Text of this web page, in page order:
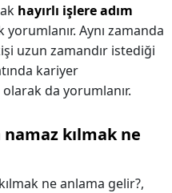
hayırlı işlere adım
yorumlanır. Aynı zamanda
uzun zamandır istediği
kariyer
olarak da yorumlanır.
kılmak ne
ne anlama gelir?,